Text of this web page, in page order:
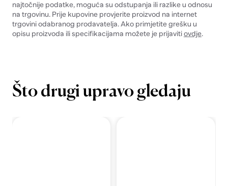
najtočnije podatke, moguća su odstupanja ili razlike u odnosu
na trgovinu. Prije kupovine provjerite proizvod na internet
trgovini odabranog prodavatelja. Ako primjetite grešku u
opisu proizvoda ili specifikacijama možete je prijavitiovdje.
Što drugi upravo gledaju